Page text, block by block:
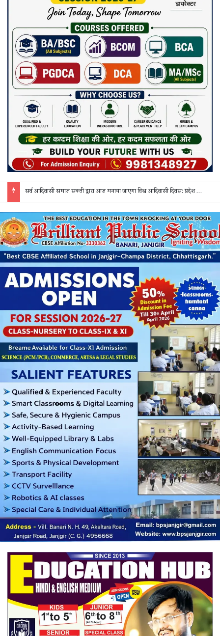
सर्व आदिवासी समाज सक्ती द्वारा आज मनाया जाएगा विश्व आदिवासी दिवस: प्रदेश व जिला स्तर के पदाधिकारी होंगे शामिल